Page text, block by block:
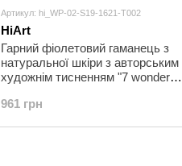
Артикул: hi_WP-02-S19-1621-T002
HiArt
Гарний фіолетовий гаманець з
натуральної шкіри з авторським
художнім тисненням "7 wonders
961 грн